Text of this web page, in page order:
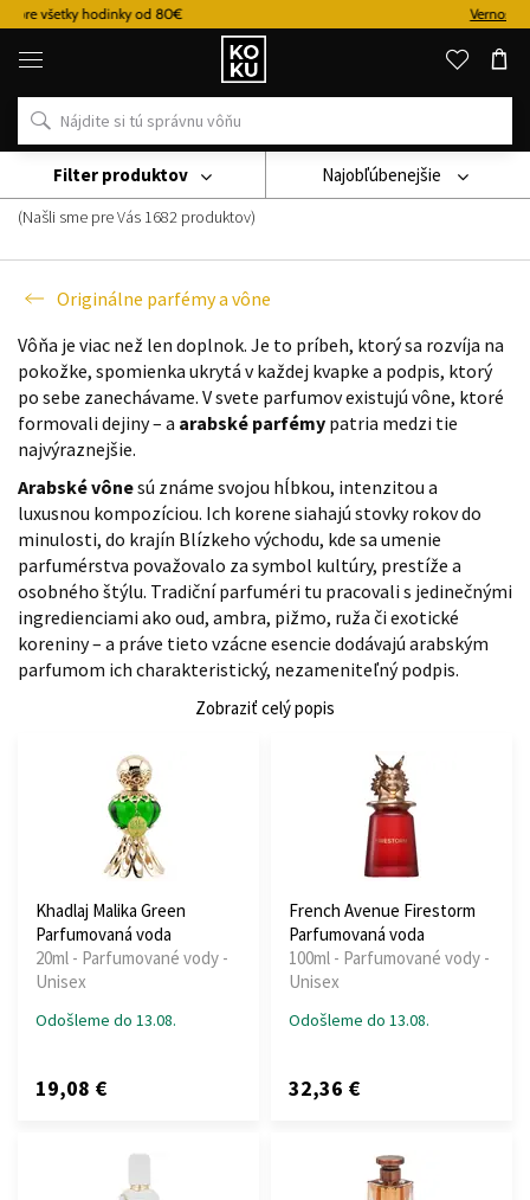
Originálne
parfémy
hodinky
na
mieste
Arabské parfémy
(Našli sme pre Vás 1682 produktov)
Najobľúbenejšie
Originálne parfémy a vône
Filter produktov
Vôňa je viac než len doplnok. Je to príbeh, ktorý sa rozvíja na
pokožke, spomienka ukrytá v každej kvapke a podpis, ktorý
po sebe zanechávame. V svete parfumov existujú vône, ktoré
formovali dejiny – a arabské parfémy patria medzi tie
najvýraznejšie.
Arabské vônesú známe svojou hĺbkou, intenzitou a
luxusnou kompozíciou. Ich korene siahajú stovky rokov do
minulosti, do krajín Blízkeho východu, kde sa umenie
parfumérstva považovalo za symbol kultúry, prestíže a
osobného štýlu. Tradiční parfuméri tu pracovali s jedinečnými
ingredienciami ako oud, ambra, pižmo, ruža či exotické
koreniny – a práve tieto vzácne esencie dodávajú arabským
parfumom ich charakteristický, nezameniteľný podpis.
Zobraziť celý popis
Khadlaj Malika Green
Parfumovaná voda
20ml - Parfumované vody -
Unisex
Odošleme do 13.08.
19,08 €
French Avenue Firestorm
Parfumovaná voda
100ml - Parfumované vody -
Unisex
Odošleme do 13.08.
32,36 €